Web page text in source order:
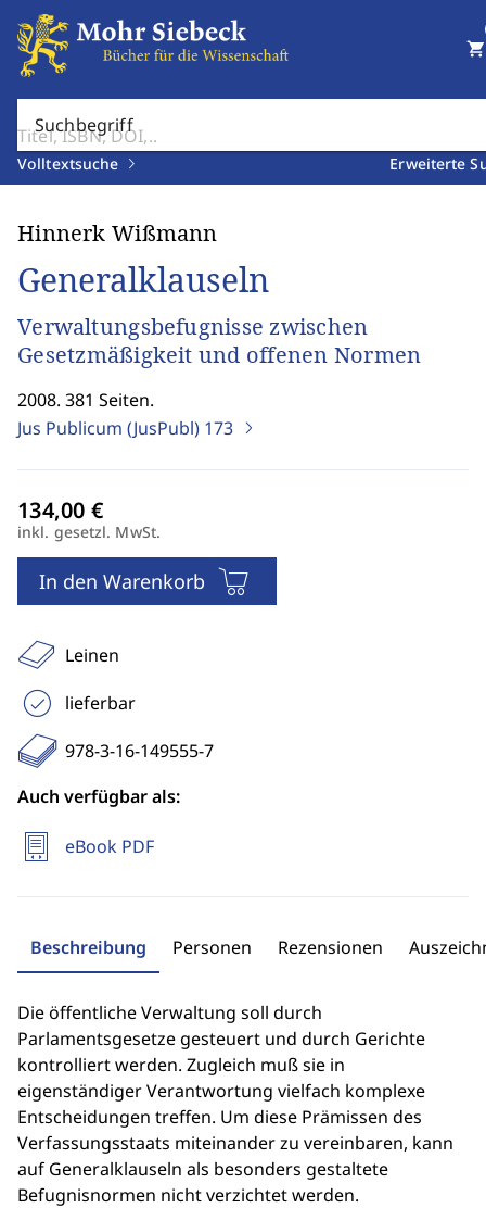
Suchbegriff
Volltextsuche Erweiterte
shopping_cart
Hinnerk Wißmann
Generalklauseln
Verwaltungsbefugnisse zwischen
Gesetzmäßigkeit und offenen Normen
2008. 381 Seiten.
Jus Publicum (JusPubl) 173
inkl. gesetzl. MwSt.
In den Warenkorb
Leinen
lieferbar
978-3-16-149555-7
Auch verfügbar als:
eBook PDF
Beschreibung Personen Rezensionen
Die öffentliche Verwaltung soll durch
Parlamentsgesetze gesteuert und durch Gerichte
kontrolliert werden. Zugleich muß sie in
eigenständiger Verantwortung vielfach komplexe
Entscheidungen treffen. Um diese Prämissen des
Verfassungsstaats miteinander zu vereinbaren, kann
auf Generalklauseln als besonders gestaltete
Befugnisnormen nicht verzichtet werden.